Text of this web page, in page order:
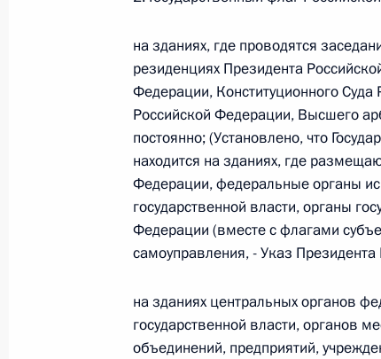
Федеральный закон от
О ратификации Соглашения между
Министров Киргизской Республики о
по вопросам внутренних дел и
26 июля 2026 года
Федеральный закон от
О внесении изменений в Кодекс
26 июля 2026 года
на зданиях, где проводятся
резиденциях Президента
Федерации, Конституционного
Российской Федерации, Высшего
постоянно; (Установлено, что
находится на зданиях, где
Федерации, федеральные органы
государственной власти, органы
Федерации (вместе с флагами
самоуправления, - Указ
на зданиях центральных органов
государственной власти, органов
объединений, предприятий,